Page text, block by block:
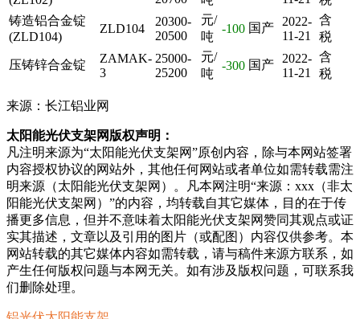
铸造铝合金锭
(ZLD104)
ZLD104
20300-
20500
元/
吨
-100 国产
2022-
11-21
含
税
压铸锌合金锭
ZAMAK-
3
25000-
25200
元/
吨
-300 国产
2022-
11-21
含
税
来源：长江铝业网
太阳能光伏支架网版权声明：
凡注明来源为“太阳能光伏支架网”原创内容，除与本网站签署
内容授权协议的网站外，其他任何网站或者单位如需转载需注
明来源（太阳能光伏支架网）。凡本网注明“来源：xxx（非太
阳能光伏支架网）”的内容，均转载自其它媒体，目的在于传
播更多信息，但并不意味着太阳能光伏支架网赞同其观点或证
实其描述，文章以及引用的图片（或配图）内容仅供参考。本
网站转载的其它媒体内容如需转载，请与稿件来源方联系，如
产生任何版权问题与本网无关。如有涉及版权问题，可联系我
们删除处理。